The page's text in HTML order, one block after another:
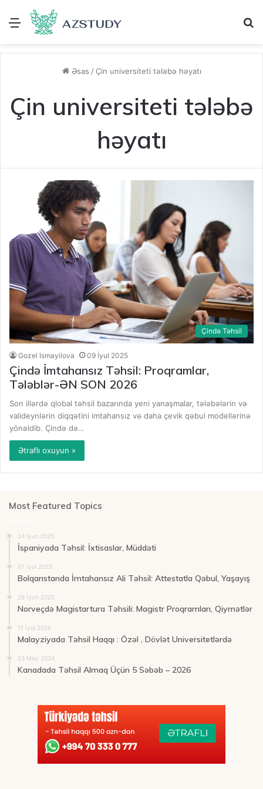
Menu
Əsas / Çin universiteti tələbə həyatı
Çin universiteti tələbə
həyatı
Çində Təhsil
Gozel Ismayilova 09 İyul 2025
Çində İmtahansız Təhsil: Proqramlar,
Tələblər-ƏN SON 2026
Son illərdə qlobal təhsil bazarında yeni yanaşmalar, tələbələrin və
valideynlərin diqqətini imtahansız və daha çevik qəbul modellərinə
yönəldib. Çində də…
Ətraflı oxuyun »
Most Featured Topics
24 İyun 2025
İspaniyada Təhsil: İxtisaslar, Müddəti
07 İyul 2025
Bolqarıstanda İmtahansız Ali Təhsil: Attestatla Qəbul, Yaşayış
26 İyun 2025
Norveçdə Magistartura Təhsili: Magistr Proqramları, Qiymətlər
11 İyul 2025
Malayziyada Təhsil Haqqı : Özəl , Dövlət Universitetlərdə
23 May 2024
Kanadada Təhsil Almaq Üçün 5 Səbəb – 2026